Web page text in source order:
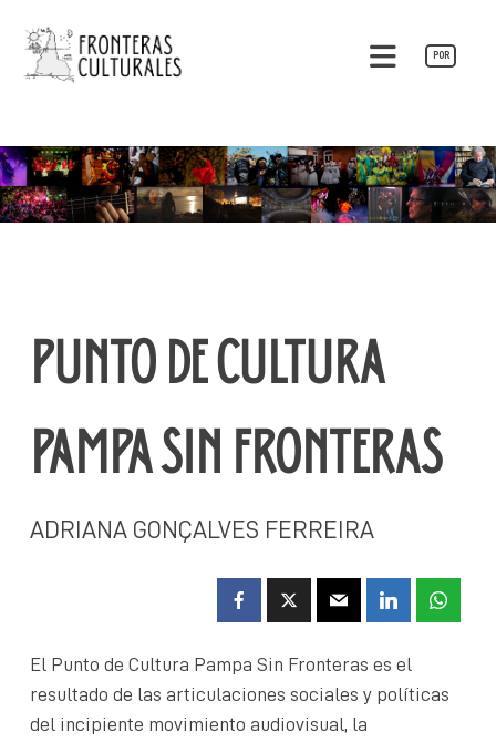
contenido
Fronteras Culturales
POR
PUNTO DE CULTURA
PAMPA SIN FRONTERAS
ADRIANA GONÇALVES FERREIRA
El Punto de Cultura Pampa Sin Fronteras es el
resultado de las articulaciones sociales y políticas
del incipiente movimiento audiovisual, la